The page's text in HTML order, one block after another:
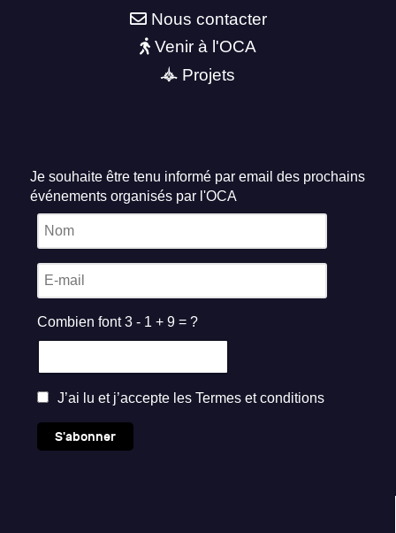
Nous contacter
Venir à l'OCA
Projets
Je souhaite être tenu informé par email des prochains
événements organisés par l'OCA
Combien font 3 - 1 + 9 = ?
J’ai lu et j’accepte les Termes et conditions
S'abonner